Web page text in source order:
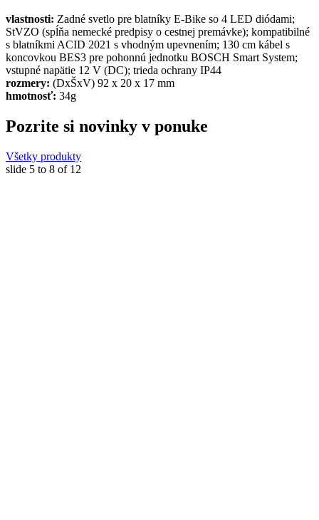
vlastnosti: Zadné svetlo pre blatníky E-Bike so 4 LED diódami;
StVZO (spĺňa nemecké predpisy o cestnej premávke); kompatibilné
s blatníkmi ACID 2021 s vhodným upevnením; 130 cm kábel s
koncovkou BES3 pre pohonnú jednotku BOSCH Smart System;
vstupné napätie 12 V (DC); trieda ochrany IP44
rozmery: (DxŠxV) 92 x 20 x 17 mm
hmotnosť: 34g
Pozrite si novinky v ponuke
Všetky produkty
slide 5 to 8 of 12